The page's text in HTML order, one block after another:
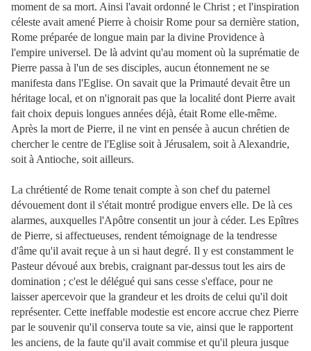
moment de sa mort. Ainsi l'avait ordonné le Christ ; et l'inspiration
céleste avait amené Pierre à choisir Rome pour sa dernière station,
Rome préparée de longue main par la divine Providence à
l'empire universel. De là advint qu'au moment où la suprématie de
Pierre passa à l'un de ses disciples, aucun étonnement ne se
manifesta dans l'Eglise. On savait que la Primauté devait être un
héritage local, et on n'ignorait pas que la localité dont Pierre avait
fait choix depuis longues années déjà, était Rome elle-même.
Après la mort de Pierre, il ne vint en pensée à aucun chrétien de
chercher le centre de l'Eglise soit à Jérusalem, soit à Alexandrie,
soit à Antioche, soit ailleurs.
La chrétienté de Rome tenait compte à son chef du paternel
dévouement dont il s'était montré prodigue envers elle. De là ces
alarmes, auxquelles l'Apôtre consentit un jour à céder. Les Epîtres
de Pierre, si affectueuses, rendent témoignage de la tendresse
d'âme qu'il avait reçue à un si haut degré. Il y est constamment le
Pasteur dévoué aux brebis, craignant par-dessus tout les airs de
domination ; c'est le délégué qui sans cesse s'efface, pour ne
laisser apercevoir que la grandeur et les droits de celui qu'il doit
représenter. Cette ineffable modestie est encore accrue chez Pierre
par le souvenir qu'il conserva toute sa vie, ainsi que le rapportent
les anciens, de la faute qu'il avait commise et qu'il pleura jusque